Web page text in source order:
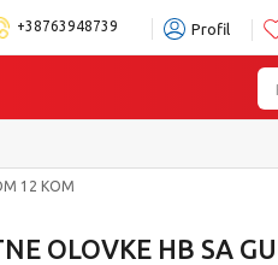
+38763948739 Profil
12 KOM
OLOVKE HB SA